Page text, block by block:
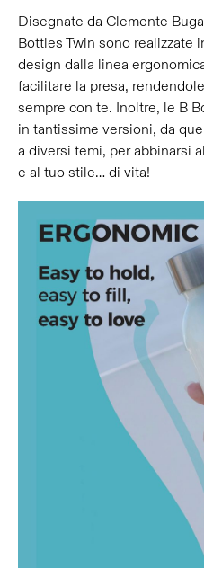
Disegnate da Clemente
Bottles Twin sono realizzate
design dalla linea
facilitare la presa,
sempre con te. Inoltre, le B
in tantissime versioni, da
a diversi temi, per abbinarsi
e al tuo stile… di vita!